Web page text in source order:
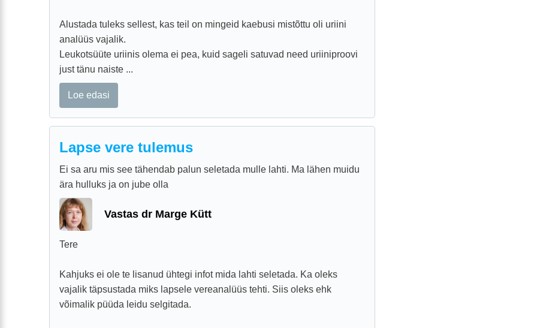
Alustada tuleks sellest, kas teil on mingeid kaebusi mistõttu oli uriini
analüüs vajalik.
Leukotsüüte uriinis olema ei pea, kuid sageli satuvad need uriiniproovi
just tänu naiste ...
Loe edasi
Lapse vere tulemus
Ei sa aru mis see tähendab palun seletada mulle lahti. Ma lähen muidu
ära hulluks ja on jube olla
Vastas dr Marge Kütt
Tere
Kahjuks ei ole te lisanud ühtegi infot mida lahti seletada. Ka oleks
vajalik täpsustada miks lapsele vereanalüüs tehti. Siis oleks ehk
võimalik püüda leidu selgitada.